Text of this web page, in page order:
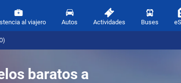
al viajero Autos Actividades Buses
baratos a